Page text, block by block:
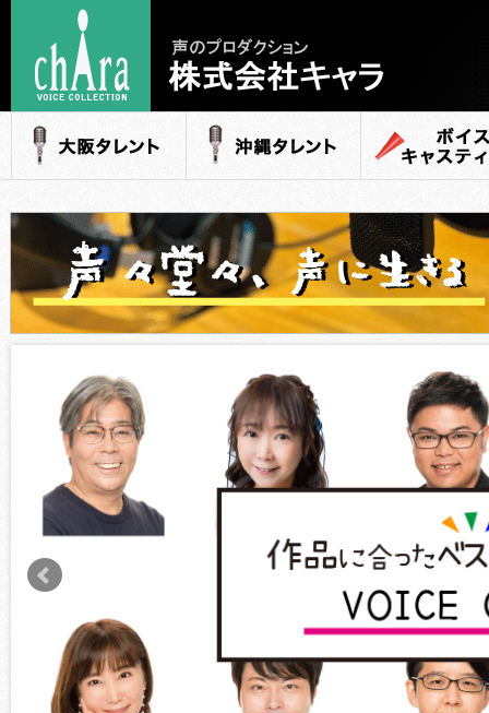
声のプロダクション
- 株式会社キャラ
大阪タレント 沖縄タレント ボイスキャステ